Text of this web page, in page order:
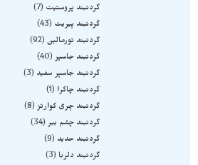
گردنبند پروستیت
7
گردنبند پیریت
43
گردنبند تورمالین 92
گردنبند جاسپر 40
گردنبند جاسپر سفید
3
گردنبند چاکرا
1
گردنبند چری کوارتز 8
گردنبند چشم ببر 34
گردنبند حدید
9
گردنبند دلربا
3